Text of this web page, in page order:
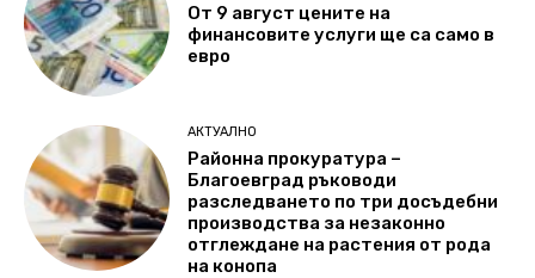
От 9 август цените на
финансовите услуги ще са само в
евро
АКТУАЛНО
Районна прокуратура –
Благоевград ръководи
разследването по три досъдебни
производства за незаконно
отглеждане на растения от рода
на конопа